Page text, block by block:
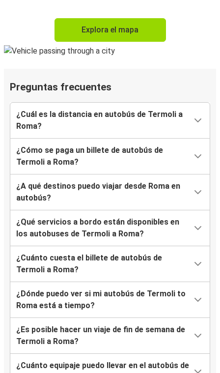
Explora el mapa
Preguntas frecuentes
¿Cuál es la distancia en autobús de Termoli a
Roma?
¿Cómo se paga un billete de autobús de
Termoli a Roma?
¿A qué destinos puedo viajar desde Roma en
autobús?
¿Qué servicios a bordo están disponibles en
los autobuses de Termoli a Roma?
¿Cuánto cuesta el billete de autobús de
Termoli a Roma?
¿Dónde puedo ver si mi autobús de Termoli to
Roma está a tiempo?
¿Es posible hacer un viaje de fin de semana de
Termoli a Roma?
¿Cuánto equipaje puedo llevar en el autobús de